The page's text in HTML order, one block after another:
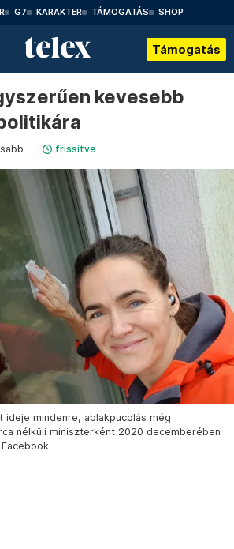
G7 KARAKTER TÁMOGATÁS SHOP
Támogatás
kevesebb
frissítve
ideje mindenre, ablakpucolás még
nélküli miniszterként 2020 decemberében